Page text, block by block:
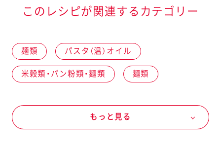
このレシピが関連するカテゴリー
麺類 パスタ（温）オイル
米穀類・パン粉類・麺類 麺類
キャベツ パスタソース
もっと見る